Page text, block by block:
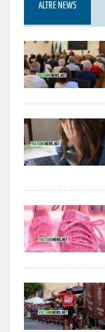
ALTRE NEWS